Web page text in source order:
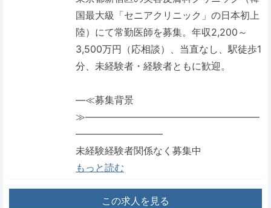
国最大級「セニアクリニック」の日本初上
陸）にて常勤医師を募集。年収2,200～
3,500万円（応相談）、当直なし、駅徒歩1
分、未経験者・経験者ともに歓迎。
―≪募集背景
≫――――――――――――――――――
―――――――――
未経験経験者関係なく募集中
もっと読む
この求人を見る